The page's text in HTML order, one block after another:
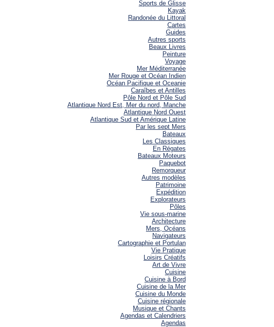
Sports de Glisse
Kayak
Randonée du Littoral
Cartes
Guides
Autres sports
Beaux Livres
Peinture
Voyage
Mer Méditerranée
Mer Rouge et Océan Indien
Océan Pacifique et Oceanie
Caraîbes et Antilles
Pôle Nord et Pôle Sud
Atlantique Nord Est, Mer du nord, Manche
Atlantique Nord Ouest
Atlantique Sud et Amérique Latine
Par les sept Mers
Bateaux
Les Classiques
En Régates
Bateaux Moteurs
Paquebot
Remorqueur
Autres modèles
Patrimoine
Expédition
Explorateurs
Pôles
Vie sous-marine
Architecture
Mers, Océans
Navigateurs
Cartographie et Portulan
Vie Pratique
Loisirs Créatifs
Art de Vivre
Cuisine
Cuisine à Bord
Cuisine de la Mer
Cuisine du Monde
Cuisine régionale
Musique et Chants
Agendas et Calendriers
Agendas